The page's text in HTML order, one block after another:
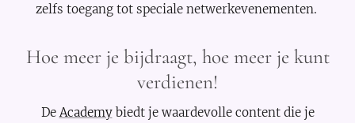
zelfs toegang tot speciale netwerkevenementen.
Hoe meer je bijdraagt, hoe meer je kunt
verdienen!
De Academybiedt je waardevolle content die je